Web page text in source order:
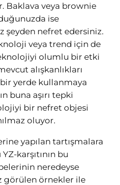
Baklava veya brownie
ise
nefret edersiniz.
veya trend için de
olumlu bir etki
alışkanlıkları
yerde kullanmaya
buna aşırı tepki
bir nefret objesi
oluyor.
yapılan tartışmalara
karşıtının bu
neredeyse
görülen örnekler ile